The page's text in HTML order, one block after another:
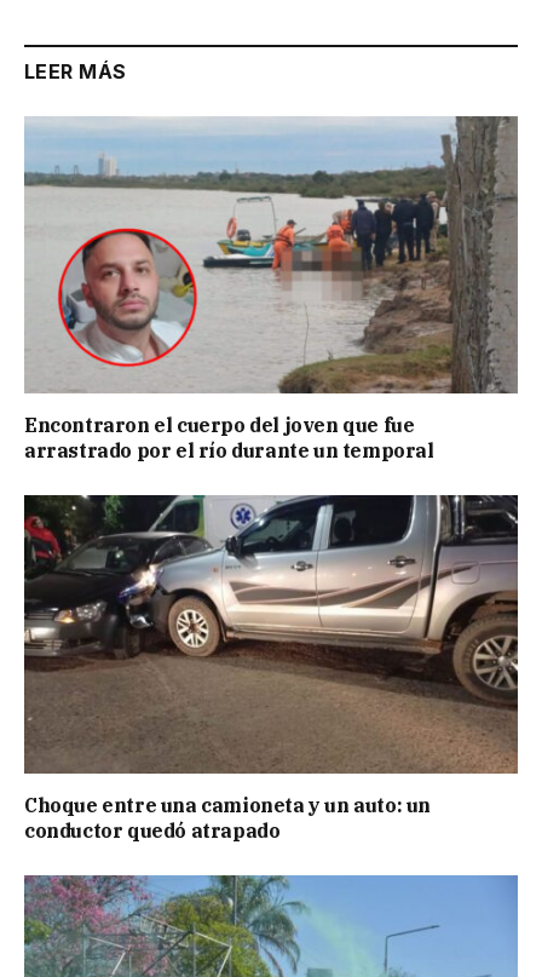
LEER MÁS
Encontraron el cuerpo del joven que fue
arrastrado por el río durante un temporal
Choque entre una camioneta y un auto: un
conductor quedó atrapado